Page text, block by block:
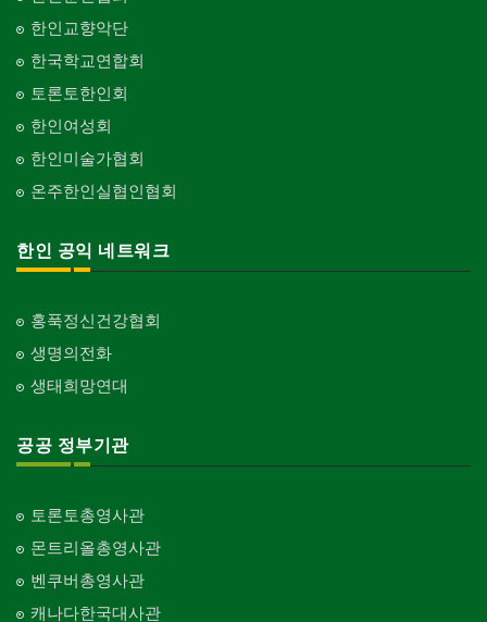
한인교향악단
한국학교연합회
토론토한인회
한인여성회
한인미술가협회
온주한인실협인협회
한인 공익 네트워크
홍푹정신건강협회
생명의전화
생태희망연대
공공 정부기관
토론토총영사관
몬트리올총영사관
벤쿠버총영사관
캐나다한국대사관